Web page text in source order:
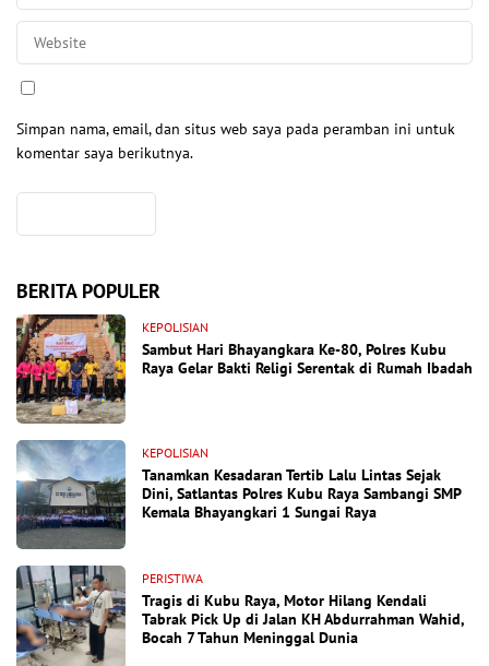
Simpan nama, email, dan situs web saya pada peramban ini untuk
komentar saya berikutnya.
BERITA POPULER
KEPOLISIAN
Sambut Hari Bhayangkara Ke-80, Polres Kubu
Raya Gelar Bakti Religi Serentak di Rumah Ibadah
KEPOLISIAN
Tanamkan Kesadaran Tertib Lalu Lintas Sejak
Dini, Satlantas Polres Kubu Raya Sambangi SMP
Kemala Bhayangkari 1 Sungai Raya
PERISTIWA
Tragis di Kubu Raya, Motor Hilang Kendali
Tabrak Pick Up di Jalan KH Abdurrahman Wahid,
Bocah 7 Tahun Meninggal Dunia